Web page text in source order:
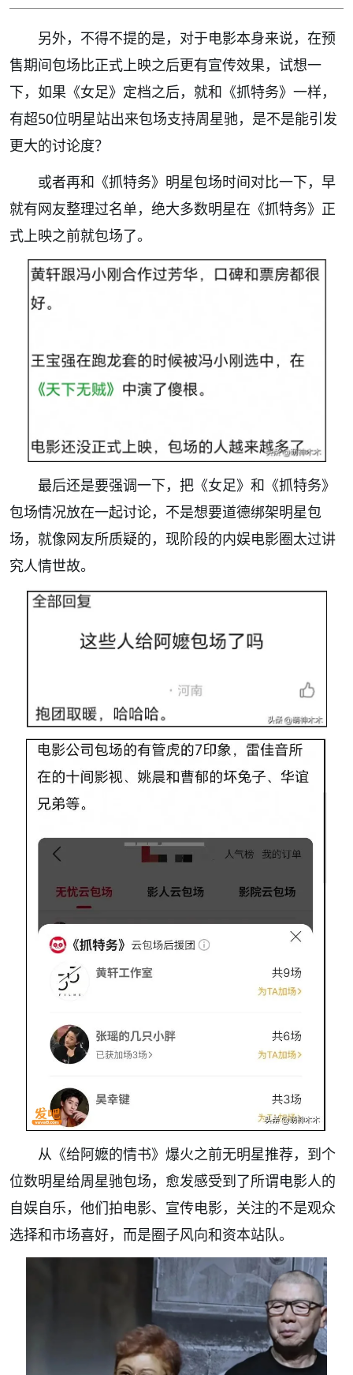
另外，不得不提的是，对于电影本身来说，在预
售期间包场比正式上映之后更有宣传效果，试想一
下，如果《女足》定档之后，就和《抓特务》一样，
有超50位明星站出来包场支持周星驰，是不是能引发
更大的讨论度？
或者再和《抓特务》明星包场时间对比一下，早
就有网友整理过名单，绝大多数明星在《抓特务》正
式上映之前就包场了。
最后还是要强调一下，把《女足》和《抓特务》
包场情况放在一起讨论，不是想要道德绑架明星包
场，就像网友所质疑的，现阶段的内娱电影圈太过讲
究人情世故。
从《给阿嬷的情书》爆火之前无明星推荐，到个
位数明星给周星驰包场，愈发感受到了所谓电影人的
自娱自乐，他们拍电影、宣传电影，关注的不是观众
选择和市场喜好，而是圈子风向和资本站队。